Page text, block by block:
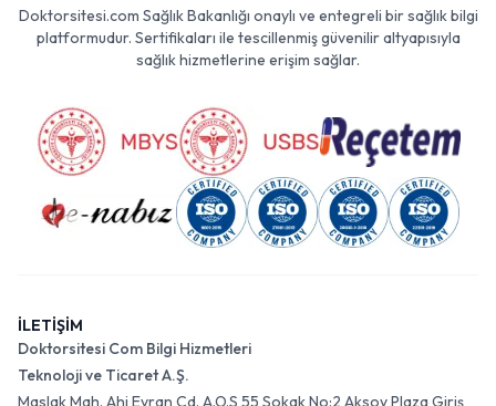
Doktorsitesi.com Sağlık Bakanlığı onaylı ve entegreli bir sağlık bilgi
platformudur. Sertifikaları ile tescillenmiş güvenilir altyapısıyla
sağlık hizmetlerine erişim sağlar.
İLETİŞİM
Doktorsitesi Com Bilgi Hizmetleri
Teknoloji ve Ticaret A.Ş.
Maslak Mah. Ahi Evran Cd. A.O.S 55 Sokak No:2 Aksoy Plaza Giriş